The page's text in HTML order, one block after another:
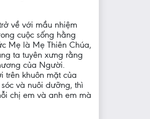
về với mầu nhiệm
cuộc sống hằng
Mẹ là Mẹ Thiên Chúa,
ta tuyên xưng rằng
của Người.
khuôn mặt của
và nuôi dưỡng, thì
chị em và anh em mà